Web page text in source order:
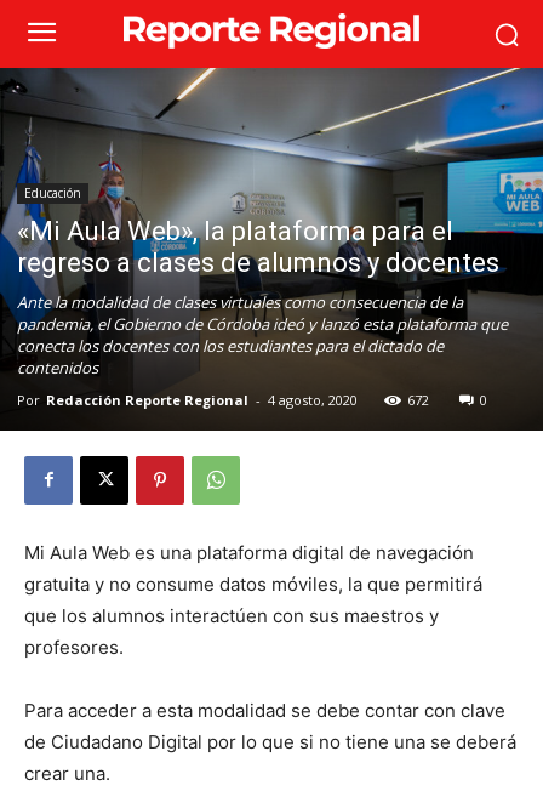
Educación
«Mi Aula Web», la plataforma para el
regreso a clases de alumnos y docentes
Ante la modalidad de clases virtuales como consecuencia de la
pandemia, el Gobierno de Córdoba ideó y lanzó esta plataforma que
conecta los docentes con los estudiantes para el dictado de
contenidos
Por Redacción Reporte Regional - 4 agosto, 2020 672 0
Mi Aula Web es una plataforma digital de navegación
gratuita y no consume datos móviles, la que permitirá
que los alumnos interactúen con sus maestros y
profesores.
Para acceder a esta modalidad se debe contar con clave
de Ciudadano Digital por lo que si no tiene una se deberá
crear una.